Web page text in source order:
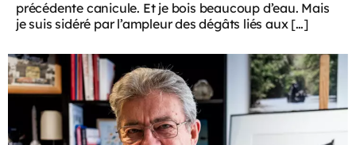
précédente canicule. Et je bois beaucoup d’eau. Mais
je suis sidéré par l’ampleur des dégâts liés aux […]